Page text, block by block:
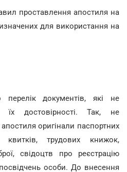
проставлення апостиля на
для використання на
документів, які не
їх достовірності. Так, не
оригінали паспортних
квитків, трудових книжок,
свідоцтв про реєстрацію
особи. До внесення